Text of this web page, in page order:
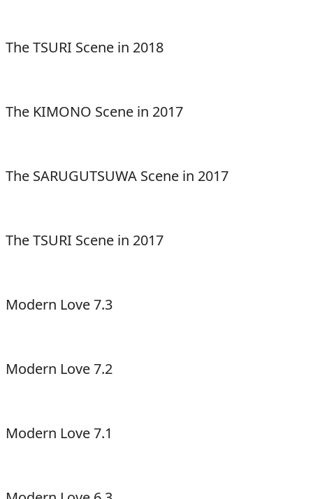
The TSURI Scene in 2018
The KIMONO Scene in 2017
The SARUGUTSUWA Scene in 2017
The TSURI Scene in 2017
Modern Love 7.3
Modern Love 7.2
Modern Love 7.1